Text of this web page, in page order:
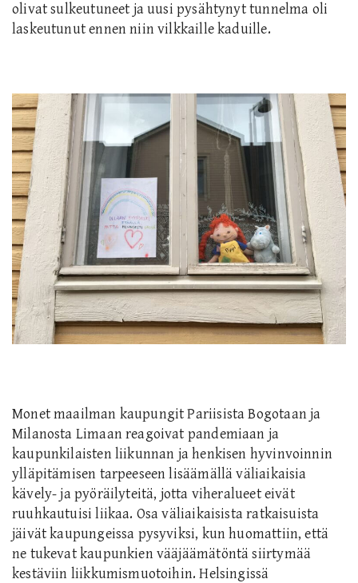
olivat sulkeutuneet ja uusi pysähtynyt tunnelma oli
laskeutunut ennen niin vilkkaille kaduille.
Monet maailman kaupungit Pariisista Bogotaan ja
Milanosta Limaan reagoivat pandemiaan ja
kaupunkilaisten liikunnan ja henkisen hyvinvoinnin
ylläpitämisen tarpeeseen lisäämällä väliaikaisia
kävely- ja pyöräilyteitä, jotta viheralueet eivät
ruuhkautuisi liikaa. Osa väliaikaisista ratkaisuista
jäivät kaupungeissa pysyviksi, kun huomattiin, että
ne tukevat kaupunkien vääjäämätöntä siirtymää
kestäviin liikkumismuotoihin. Helsingissä